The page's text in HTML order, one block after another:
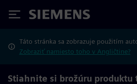
Siemens
Táto stránka sa zobrazuje použitím
Zobraziť namiesto toho v Angličtine?
Stiahnite si brožúru produktu